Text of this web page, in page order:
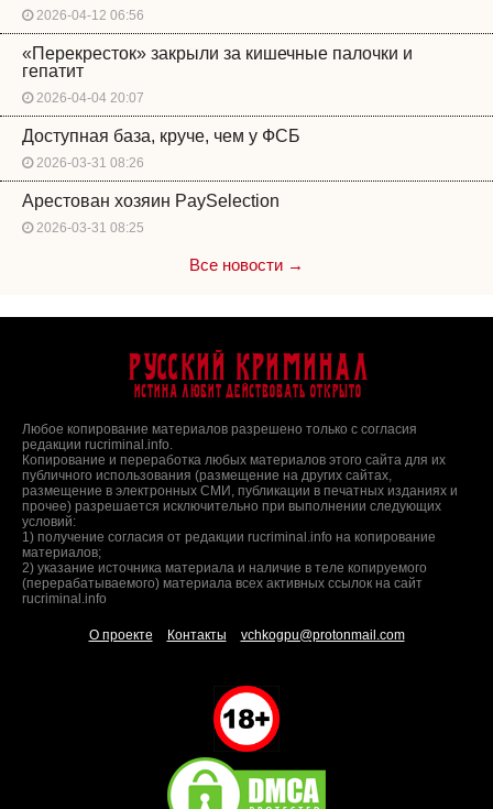
2026-04-12 06:56
«Перекресток» закрыли за кишечные палочки и
гепатит
2026-04-04 20:07
Доступная база, круче, чем у ФСБ
2026-03-31 08:26
Арестован хозяин PaySelection
2026-03-31 08:25
Все новости →
Русский Криминал
Истина любит действовать открыто
Любое копирование материалов разрешено только с согласия
редакции rucriminal.info.
Копирование и переработка любых материалов этого сайта для их
публичного использования (размещение на других сайтах,
размещение в электронных СМИ, публикации в печатных изданиях и
прочее) разрешается исключительно при выполнении следующих
условий:
1) получение согласия от редакции rucriminal.info на копирование
материалов;
2) указание источника материала и наличие в теле копируемого
(перерабатываемого) материала всех активных ссылок на сайт
rucriminal.info
О проекте Контакты vchkogpu@protonmail.com